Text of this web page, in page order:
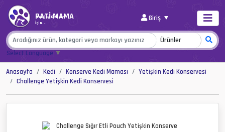
PATİ MAMA
Her Şey Canlar
İçin...
Giriş
Select Language▼
Anasayfa Kedi Konserve Kedi Maması
Yetişkin Kedi Konservesi
Challenge Yetişkin Kedi Konservesi